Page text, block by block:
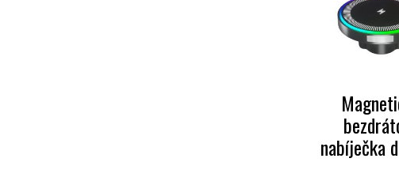
nabíječka